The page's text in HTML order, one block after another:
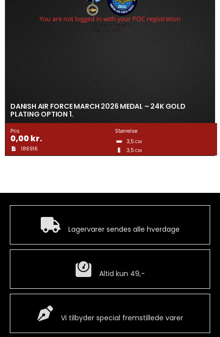
Distinktioner / Epaulettes
Gravering
Guldtræk
Medaljer
Mønter
Våbenskjold
DANISH AIR FORCE MARCH 2026 MEDAL – 24K GOLD
PLATING OPTION 1.
Pris
0,00kr.
186916
Størrelse
3,5 CM
3,5 CM
Lagervarer sendes alle hverdage
Altid kun 49,-
Vi tilbyder special fremstillede varer